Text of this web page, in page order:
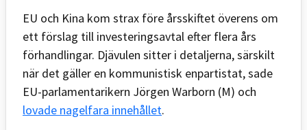
EU och Kina kom strax före årsskiftet överens om
ett förslag till investeringsavtal efter flera års
förhandlingar. Djävulen sitter i detaljerna, särskilt
när det gäller en kommunistisk enpartistat, sade
EU-parlamentarikern Jörgen Warborn (M) och
lovade nagelfara innehållet.